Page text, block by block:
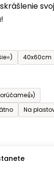
40x60cm
Na